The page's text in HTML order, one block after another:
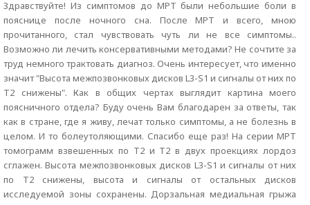
Здравствуйте! Из симптомов до МРТ были небольшие боли в
пояснице после ночного сна. После МРТ и всего, мною
прочитанного, стал чувствовать чуть ли не все симптомы..
Возможно ли лечить консервативными методами? Не сочтите за
труд немного трактовать диагноз. Очень интересует, что именно
значит "Высота межпозвонковых дисков L3-S1 и сигналы от них по
Т2 снижены". Как в общих чертах выглядит картина моего
поясничного отдела? Буду очень Вам благодарен за ответы, так
как в стране, где я живу, лечат только симптомы, а не болезнь в
целом. И то болеутоляющими. Спасибо еще раз! На серии МРТ
томограмм взвешенных по Т2 и Т2 в двух проекциях лордоз
сглажен. Высота межпозвонковых дисков L3-S1 и сигналы от них
по Т2 снижены, высота и сигналы от остальных дисков
исследуемой зоны сохранены. Дорзальная медиальная грыжа